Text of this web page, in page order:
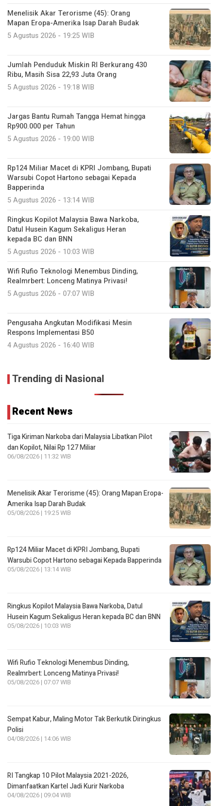
Menelisik Akar Terorisme (45): Orang
Mapan Eropa-Amerika Isap Darah Budak
5 Agustus 2026 - 19:25 WIB
Jumlah Penduduk Miskin RI Berkurang 430
Ribu, Masih Sisa 22,93 Juta Orang
5 Agustus 2026 - 19:18 WIB
Jargas Bantu Rumah Tangga Hemat hingga
Rp900.000 per Tahun
5 Agustus 2026 - 19:00 WIB
Rp124 Miliar Macet di KPRI Jombang, Bupati
Warsubi Copot Hartono sebagai Kepada
Bapperinda
5 Agustus 2026 - 13:14 WIB
Ringkus Kopilot Malaysia Bawa Narkoba,
Datul Husein Kagum Sekaligus Heran
kepada BC dan BNN
5 Agustus 2026 - 10:03 WIB
Wifi Rufio Teknologi Menembus Dinding,
Realmrbert: Lonceng Matinya Privasi!
5 Agustus 2026 - 07:07 WIB
Pengusaha Angkutan Modifikasi Mesin
Respons Implementasi B50
4 Agustus 2026 - 16:40 WIB
Trending di Nasional
Recent News
Tiga Kiriman Narkoba dari Malaysia Libatkan Pilot
dan Kopilot, Nilai Rp 127 Miliar
06/08/2026 | 11:32 WIB
Menelisik Akar Terorisme (45): Orang Mapan Eropa-
Amerika Isap Darah Budak
05/08/2026 | 19:25 WIB
Rp124 Miliar Macet di KPRI Jombang, Bupati
Warsubi Copot Hartono sebagai Kepada Bapperinda
05/08/2026 | 13:14 WIB
Ringkus Kopilot Malaysia Bawa Narkoba, Datul
Husein Kagum Sekaligus Heran kepada BC dan BNN
05/08/2026 | 10:03 WIB
Wifi Rufio Teknologi Menembus Dinding,
Realmrbert: Lonceng Matinya Privasi!
05/08/2026 | 07:07 WIB
Sempat Kabur, Maling Motor Tak Berkutik Diringkus
Polisi
04/08/2026 | 14:06 WIB
RI Tangkap 10 Pilot Malaysia 2021-2026,
Dimanfaatkan Kartel Jadi Kurir Narkoba
04/08/2026 | 09:04 WIB